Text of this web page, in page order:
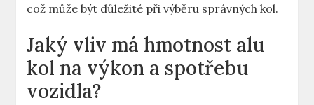
což může být důležité při výběru správných kol.
Jaký vliv má hmotnost alu
kol na výkon a spotřebu
vozidla?